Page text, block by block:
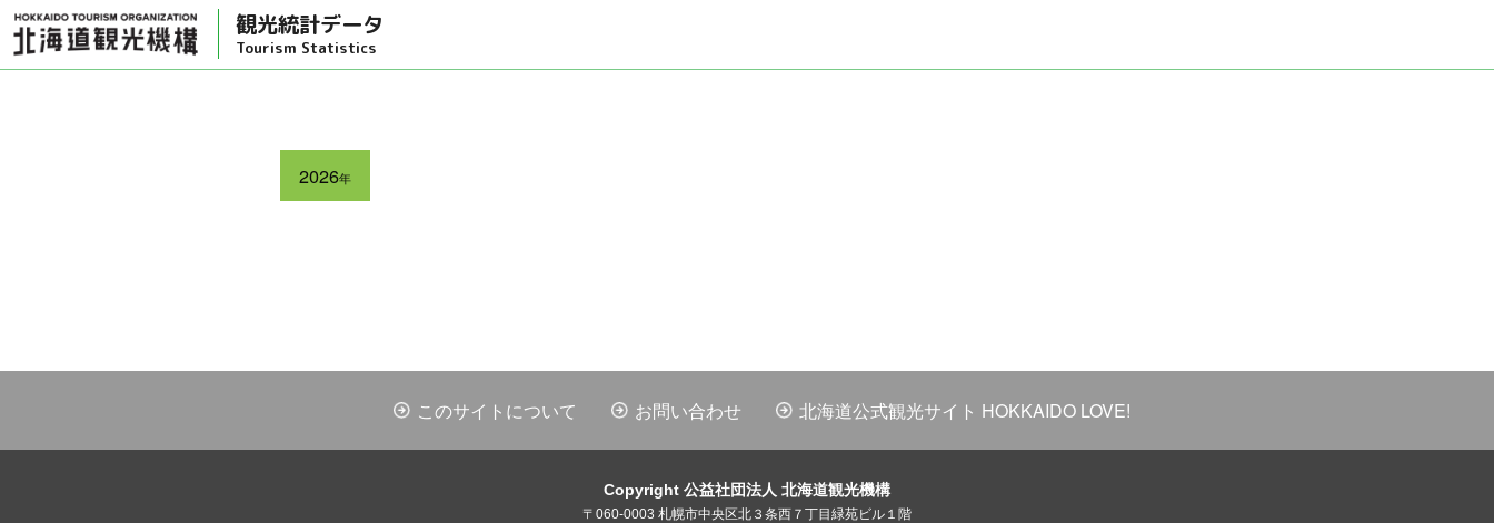
観光統計データ
Tourism Statistics
2026年
このサイトについて お問い合わせ 北海道公式観光サイト HOKKAIDO LOVE!
Copyright 公益社団法人 北海道観光機構
〒060-0003 札幌市中央区北３条西７丁目緑苑ビル１階